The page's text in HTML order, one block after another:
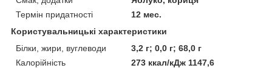
Термін придатності
12 мес.
Користувальницькі характеристики
Білки, жири, вуглеводи
3,2 г; 0,0 г; 68,0 г
Калорійність
273 ккал/кДж 1147,6